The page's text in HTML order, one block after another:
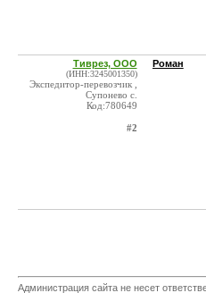
Тиврез, ООО
(ИНН:3245001350)
Экспедитор-перевозчик ,
Супонево с.
Код:780649
#2
Роман
Администрация сайта не несет